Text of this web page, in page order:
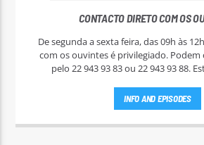
CONTACTO DIRETO COM OS
De segunda a sexta feira, das 09h às
com os ouvintes é privilegiado.
pelo 22 943 93 83 ou 22 943 93 88. Esteja atento aos
INFO AND EPISODES